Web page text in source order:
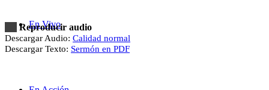
En Vivo
Reproducir audio
Descargar Audio: Calidad normal
Descargar Texto: Sermón en PDF